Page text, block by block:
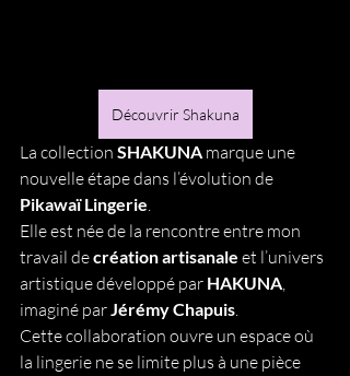
Découvrir Shakuna
La collection SHAKUNA marque une
nouvelle étape dans l’évolution de
Pikawaï Lingerie.
Elle est née de la rencontre entre mon
travail de création artisanale et l’univers
artistique développé par HAKUNA,
imaginé par Jérémy Chapuis.
Cette collaboration ouvre un espace où
la lingerie ne se limite plus à une pièce